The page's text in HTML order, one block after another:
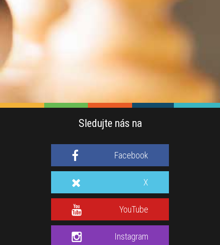
Sledujte nás na
Facebook
X
YouTube
Instagram